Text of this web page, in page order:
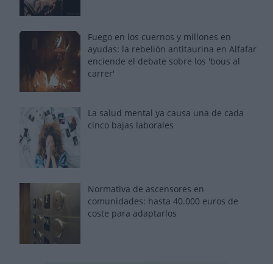
Fuego en los cuernos y millones en
ayudas: la rebelión antitaurina en Alfafar
enciende el debate sobre los 'bous al
carrer'
La salud mental ya causa una de cada
cinco bajas laborales
Normativa de ascensores en
comunidades: hasta 40.000 euros de
coste para adaptarlos